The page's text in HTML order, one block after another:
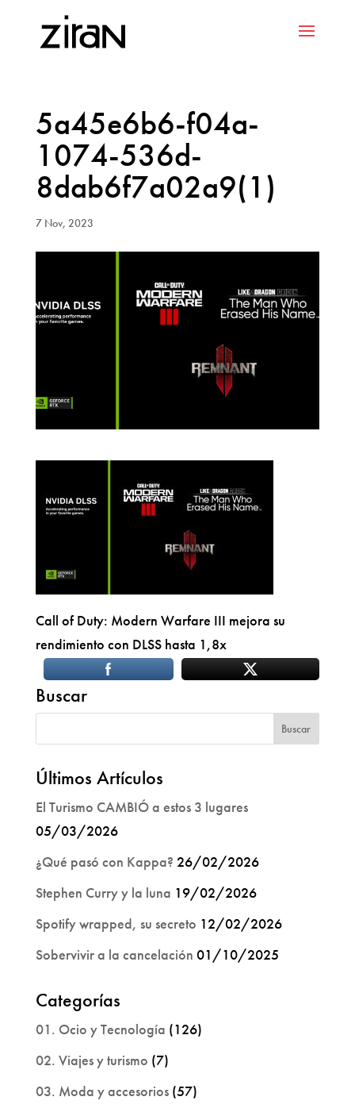
5a45e6b6-f04a-
1074-536d-
8dab6f7a02a9(1)
7 Nov, 2023
Call of Duty: Modern Warfare III mejora su
rendimiento con DLSS hasta 1,8x
Buscar
Últimos Artículos
El Turismo CAMBIÓ a estos 3 lugares
05/03/2026
¿Qué pasó con Kappa? 26/02/2026
Stephen Curry y la luna 19/02/2026
Spotify wrapped, su secreto 12/02/2026
Sobervivir a la cancelación 01/10/2025
Categorías
01. Ocio y Tecnología (126)
02. Viajes y turismo (7)
03. Moda y accesorios(57)